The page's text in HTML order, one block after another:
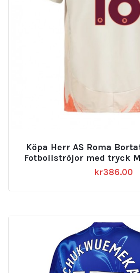
Köpa Herr AS Roma
Fotbollströjor med tryck
kr386.00